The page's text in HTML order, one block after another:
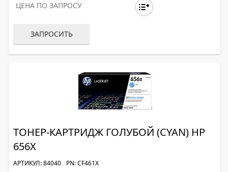
ЦЕНА ПО ЗАПРОСУ
ЗАПРОСИТЬ
ТОНЕР-КАРТРИДЖ ГОЛУБОЙ (CYAN) HP
656X
АРТИКУЛ: 84040 PN: CF461X